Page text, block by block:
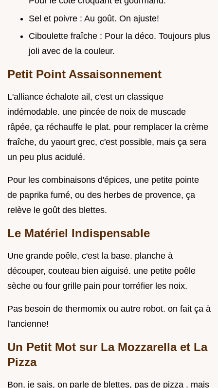
Sel et poivre : Au goût. On ajuste!
Ciboulette fraîche : Pour la déco. Toujours plus
joli avec de la couleur.
Petit Point Assaisonnement
L'alliance échalote ail, c'est un classique
indémodable. une pincée de noix de muscade
râpée, ça réchauffe le plat. pour remplacer la crème
fraîche, du yaourt grec, c'est possible, mais ça sera
un peu plus acidulé.
Pour les combinaisons d'épices, une petite pointe
de paprika fumé, ou des herbes de provence, ça
relève le goût des blettes.
Le Matériel Indispensable
Une grande poêle, c'est la base. planche à
découper, couteau bien aiguisé. une petite poêle
sèche ou four grille pain pour torréfier les noix.
Pas besoin de thermomix ou autre robot. on fait ça à
l'ancienne!
Un Petit Mot sur La Mozzarella et La
Pizza
Bon, je sais, on parle de blettes, pas de pizza . mais